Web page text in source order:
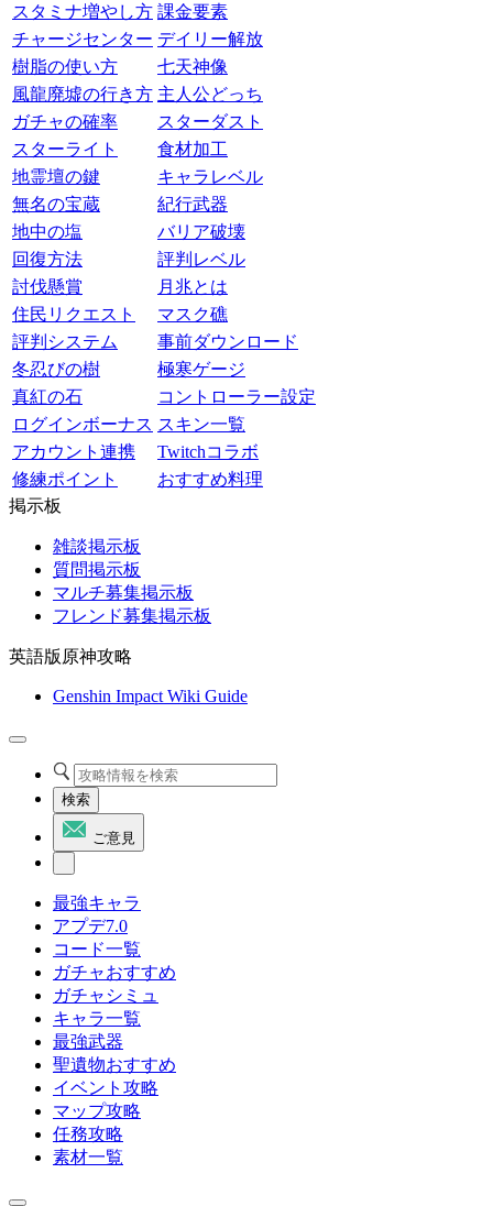
スタミナ増やし方 課金要素
チャージセンター デイリー解放
樹脂の使い方
七天神像
風龍廃墟の行き方 主人公どっち
ガチャの確率
スターダスト
スターライト
食材加工
地霊壇の鍵
キャラレベル
無名の宝蔵
紀行武器
地中の塩
バリア破壊
回復方法
評判レベル
討伐懸賞
月兆とは
住民リクエスト
マスク礁
評判システム
事前ダウンロード
冬忍びの樹
極寒ゲージ
真紅の石
コントローラー設定
ログインボーナス スキン一覧
アカウント連携
Twitchコラボ
修練ポイント
おすすめ料理
掲示板
雑談掲示板
質問掲示板
マルチ募集掲示板
フレンド募集掲示板
英語版原神攻略
Genshin Impact Wiki Guide
検索
ご意見
最強キャラ
アプデ7.0
コード一覧
ガチャおすすめ
ガチャシミュ
キャラ一覧
最強武器
聖遺物おすすめ
イベント攻略
マップ攻略
任務攻略
素材一覧